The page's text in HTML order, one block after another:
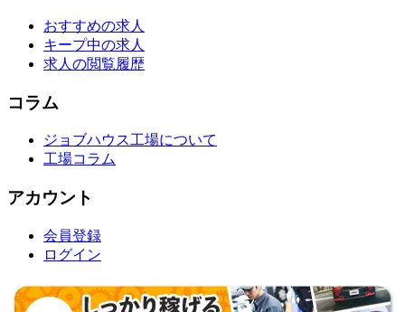
おすすめの求人
キープ中の求人
求人の閲覧履歴
コラム
ジョブハウス工場について
工場コラム
アカウント
会員登録
ログイン